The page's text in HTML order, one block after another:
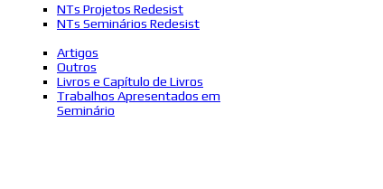
NTs Projetos Redesist
NTs Seminários Redesist
Artigos
Outros
Livros e Capítulo de Livros
Trabalhos Apresentados em
Seminário